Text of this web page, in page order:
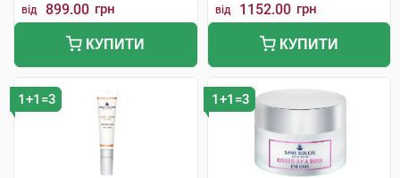
від 899.00 грн
КУПИТИ
від 1152.00 грн
КУПИТИ
1+1=3 1+1=3